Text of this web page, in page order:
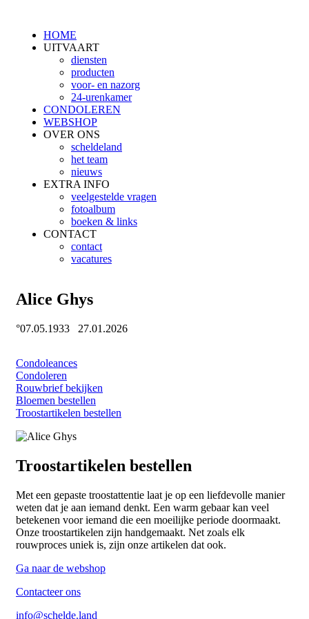
HOME
UITVAART
diensten
producten
voor- en nazorg
24-urenkamer
CONDOLEREN
WEBSHOP
OVER ONS
scheldeland
het team
nieuws
EXTRA INFO
veelgestelde vragen
fotoalbum
boeken & links
CONTACT
contact
vacatures
Alice Ghys
°07.05.1933 27.01.2026
Condoleances
Condoleren
Rouwbrief bekijken
Bloemen bestellen
Troostartikelen bestellen
Troostartikelen bestellen
Met een gepaste troostattentie laat je op een liefdevolle manier
weten dat je aan iemand denkt. Een warm gebaar kan veel
betekenen voor iemand die een moeilijke periode doormaakt.
Onze troostartikelen zijn handgemaakt. Net zoals elk
rouwproces uniek is, zijn onze artikelen dat ook.
Ga naar de webshop
Contacteer ons
info@schelde.land